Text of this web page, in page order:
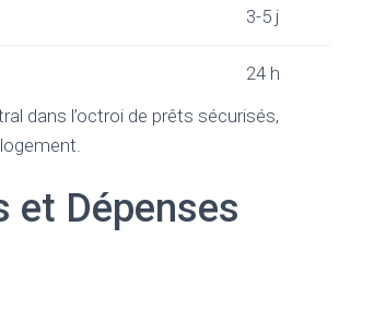
3-5 j
24 h
dans l’octroi de prêts sécurisés,
et Dépenses